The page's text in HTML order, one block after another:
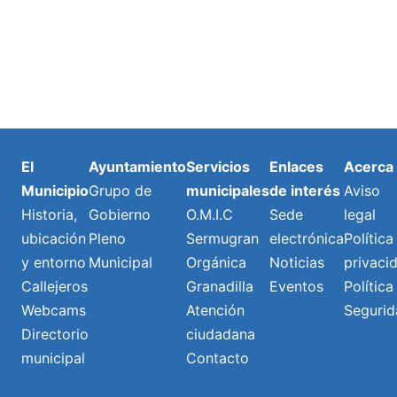
El
Municipio
Historia,
ubicación
y entorno
Callejeros
Webcams
Directorio
municipal
Ayuntamiento
Grupo de
Gobierno
Pleno
Municipal
Servicios
municipales
O.M.I.C
Sermugran
Orgánica
Granadilla
Atención
ciudadana
Contacto
Enlaces
de interés
Sede
electrónica
Noticias
Eventos
Acerca
Aviso
legal
Política
Política